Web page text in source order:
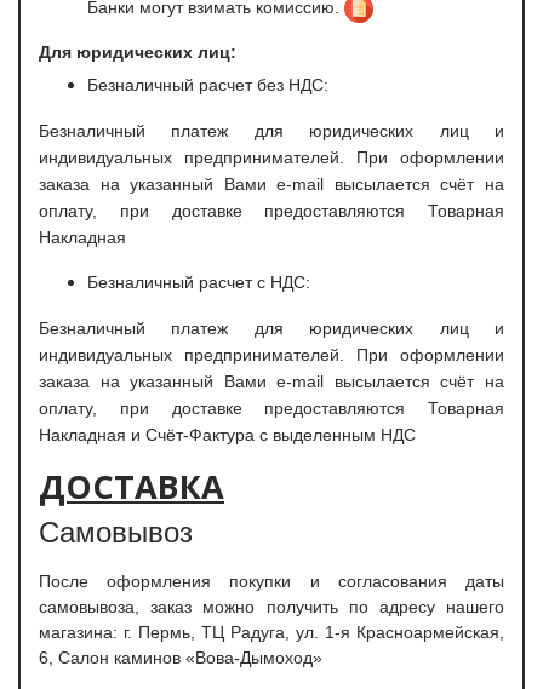
Банки могут взимать комиссию.
Для юридических лиц:
Безналичный расчет без НДС:
Безналичный платеж для юридических лиц и
индивидуальных предпринимателей. При оформлении
заказа на указанный Вами e-mail высылается счёт на
оплату, при доставке предоставляются Товарная
Накладная
Безналичный расчет с НДС:
Безналичный платеж для юридических лиц и
индивидуальных предпринимателей. При оформлении
заказа на указанный Вами e-mail высылается счёт на
оплату, при доставке предоставляются Товарная
Накладная и Счёт-Фактура с выделенным НДС
ДОСТАВКА
Самовывоз
После оформления покупки и согласования даты
самовывоза, заказ можно получить по адресу нашего
магазина: г. Пермь, ТЦ Радуга, ул. 1-я Красноармейская,
6, Салон каминов «Вова-Дымоход»